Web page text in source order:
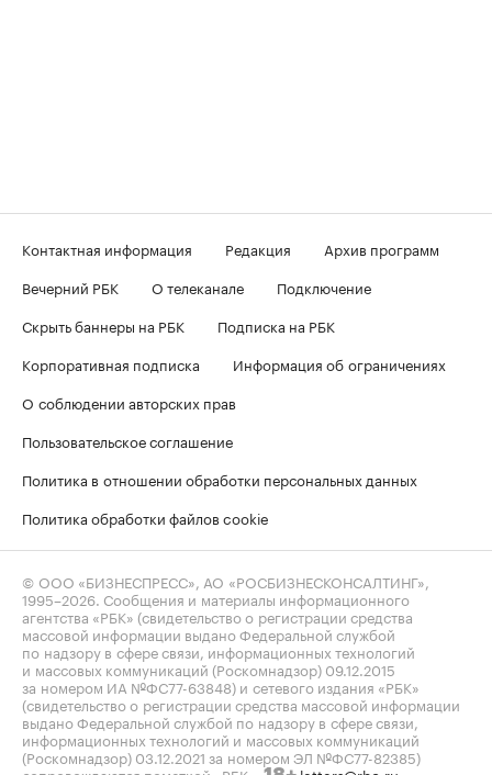
Контактная информация Редакция
Архив программ
Вечерний РБК
О телеканале
Подключение
Скрыть баннеры на РБК
Подписка на РБК
Корпоративная подписка
Информация об ограничениях
О соблюдении авторских прав
Пользовательское соглашение
Политика в отношении обработки персональных данных
Политика обработки файлов cookie
© ООО «БИЗНЕСПРЕСС», АО «РОСБИЗНЕСКОНСАЛТИНГ»,
1995–2026 . Сообщения и материалы информационного
агентства «РБК» (свидетельство о регистрации средства
массовой информации выдано Федеральной службой
по надзору в сфере связи, информационных технологий
и массовых коммуникаций (Роскомнадзор) 09.12.2015
за номером ИА №ФС77-63848) и сетевого издания «РБК»
(свидетельство о регистрации средства массовой информации
выдано Федеральной службой по надзору в сфере связи,
информационных технологий и массовых коммуникаций
(Роскомнадзор) 03.12.2021 за номером ЭЛ №ФС77-82385)